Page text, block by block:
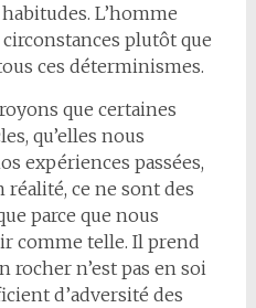
L’homme
plutôt que
ces déterminismes.
que certaines
qu’elles nous
expériences passées,
ce ne sont des
parce que nous
comme telle. Il prend
rocher n’est pas en soi
d’adversité des